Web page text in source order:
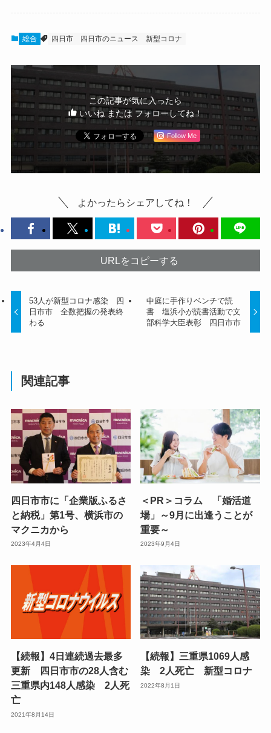
総合 四日市 四日市のニュース 新型コロナ
この記事が気に入ったら
いいね または フォローしてね！
Follow Me
よかったらシェアしてね！
URLをコピーする
53人が新型コロナ感染 四
日市市 全数把握の発表終
わる
中庭に手作りベンチで読
書 塩浜小が読書活動で文
部科学大臣表彰 四日市市
関連記事
四日市市に「企業版ふるさ
と納税」第1号、横浜市の
マクニカから
2023年4月4日
＜PR＞コラム 「婚活道
場」～9月に出逢うことが
重要～
2023年9月4日
【続報】4日連続過去最多
更新 四日市市の28人含む
三重県内148人感染 2人死
亡
2021年8月14日
【続報】三重県1069人感
染 2人死亡 新型コロナ
2022年8月1日